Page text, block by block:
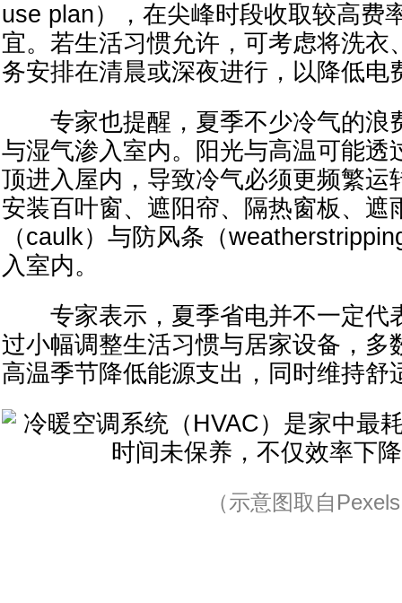
use plan），在尖峰时段收取较高费
宜。若生活习惯允许，可考虑将洗衣
务安排在清晨或深夜进行，以降低电
专家也提醒，夏季不少冷气的浪
与湿气渗入室内。阳光与高温可能透
顶进入屋内，导致冷气必须更频繁运
安装百叶窗、遮阳帘、隔热窗板、遮
（caulk）与防风条（
入室内。
专家表示，夏季省电并不一定代
过小幅调整生活习惯与居家设备，多
高温季节降低能源支出，同时维持舒
（示意图取自